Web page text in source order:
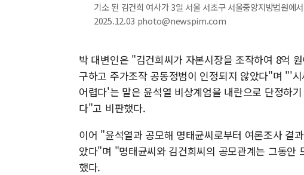
기소 된 김건희 여사가 3일 서울 서초구 서울중앙지방법원에
2025.12.03 photo@newspim.com
박 대변인은 "김건희씨가 자본시장을 조작하여 8억
구하고 주가조작 공동정범이 인정되지 않았다"며 "'
어렵다'는 말은 윤석열 비상계엄을 내란으로 단정하
다"고 비판했다.
이어 "윤석열과 공모해 명태균씨로부터 여론조사 결
았다"며 "명태균씨와 김건희씨의 공모관계는 그동안
했다.